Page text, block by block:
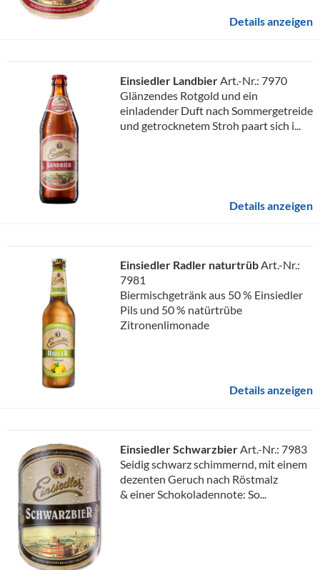
Details anzeigen
Einsiedler LandbierArt.-Nr.: 7970
Glänzendes Rotgold und ein
einladender Duft nach Sommergetreide
und getrocknetem Stroh paart sich i...
Details anzeigen
Einsiedler Radler naturtrübArt.-Nr.:
7981
Biermischgetränk aus 50 % Einsiedler
Pils und 50 % natürtrübe
Zitronenlimonade
Details anzeigen
Einsiedler SchwarzbierArt.-Nr.: 7983
Seidig schwarz schimmernd, mit einem
dezenten Geruch nach Röstmalz
& einer Schokoladennote: So...